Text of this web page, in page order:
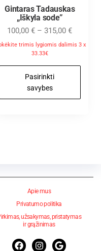
Gintaras Tadauskas
„Iškyla sode”
100,00€ – 315,00€
trimis lygiomis dalimis 3 x
33.33€
Pasirinkti
savybes
Apie mus
Privatumo politika
užsakymas, pristatymas
ir grąžinimas